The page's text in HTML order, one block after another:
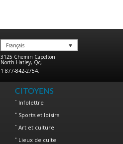
Français
3125 Chemin Capelton
North Hatley, Qc,
1 877-842-2754,
CITOYENS
Infolettre
Sports et loisirs
Art et culture
Lieux de culte